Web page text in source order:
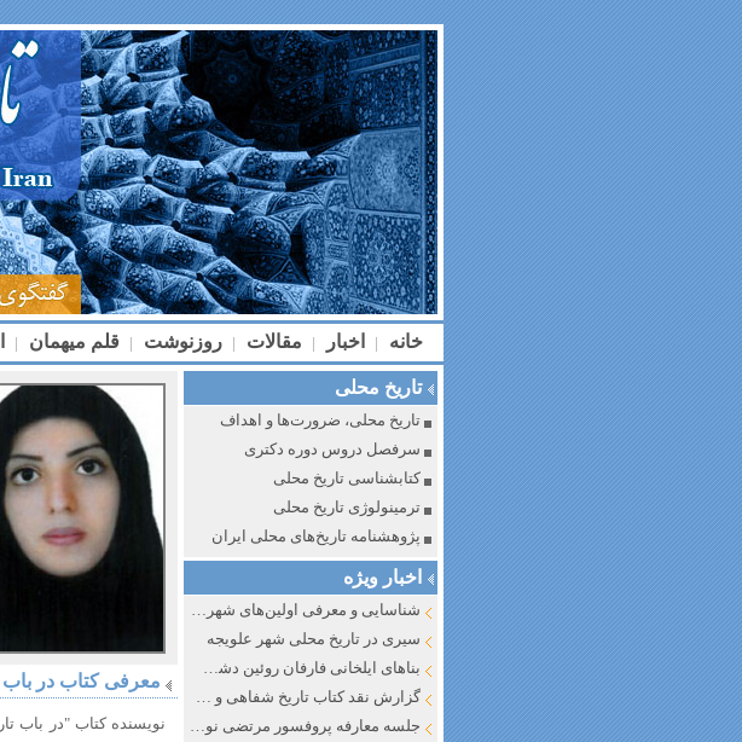
خانه | اخبار | مقالات | روزنوشت | قلم میهمان |
تاریخ محلی
تاریخ محلی، ضرورت‌ها و اهداف
سرفصل دروس دوره دکتری
کتابشناسی تاریخ محلی
ترمینولوژی تاریخ محلی
پژوهشنامه تاریخ‌های محلی ایران
اخبار ویژه
شناسایی و معرفی اولین‌های شهر مشهد
سیری در تاریخ محلی شهر علویجه
بناهای ایلخانی فارفان روئین دشت اصفهان
گزارش نقد کتاب تاریخ شفاهی و جایگاه آن در تاریخ نگاری معاصر ایران ۱۳۸۵-۱۳۵۸
جلسه معارفه پروفسور مرتضی نورائی در دپارتمان شرق‌شناسی دانشگاه صوفیا، بلغارستان
معرفی کتاب در باب
نویسنده کتاب "در باب